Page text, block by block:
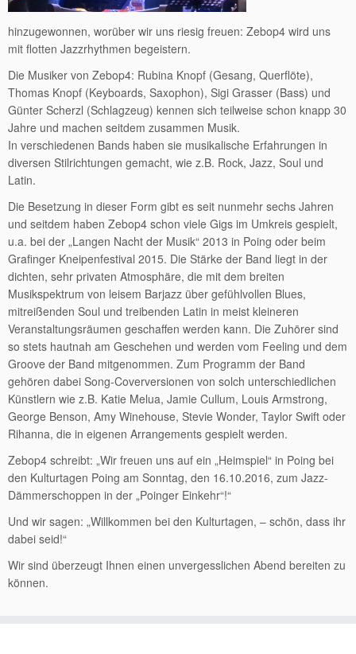
hinzugewonnen, worüber wir uns riesig freuen: Zebop4 wird uns
mit flotten Jazzrhythmen begeistern.
Die Musiker von Zebop4: Rubina Knopf (Gesang, Querflöte),
Thomas Knopf (Keyboards, Saxophon), Sigi Grasser (Bass) und
Günter Scherzl (Schlagzeug) kennen sich teilweise schon knapp 30
Jahre und machen seitdem zusammen Musik.
In verschiedenen Bands haben sie musikalische Erfahrungen in
diversen Stilrichtungen gemacht, wie z.B. Rock, Jazz, Soul und
Latin.
Die Besetzung in dieser Form gibt es seit nunmehr sechs Jahren
und seitdem haben Zebop4 schon viele Gigs im Umkreis gespielt,
u.a. bei der „Langen Nacht der Musik“ 2013 in Poing oder beim
Grafinger Kneipenfestival 2015. Die Stärke der Band liegt in der
dichten, sehr privaten Atmosphäre, die mit dem breiten
Musikspektrum von leisem Barjazz über gefühlvollen Blues,
mitreißenden Soul und treibenden Latin in meist kleineren
Veranstaltungsräumen geschaffen werden kann. Die Zuhörer sind
so stets hautnah am Geschehen und werden vom Feeling und dem
Groove der Band mitgenommen. Zum Programm der Band
gehören dabei Song-Coverversionen von solch unterschiedlichen
Künstlern wie z.B. Katie Melua, Jamie Cullum, Louis Armstrong,
George Benson, Amy Winehouse, Stevie Wonder, Taylor Swift oder
Rihanna, die in eigenen Arrangements gespielt werden.
Zebop4 schreibt: „Wir freuen uns auf ein „Heimspiel“ in Poing bei
den Kulturtagen Poing am Sonntag, den 16.10.2016, zum Jazz-
Dämmerschoppen in der „Poinger Einkehr“!“
Und wir sagen: „Willkommen bei den Kulturtagen, – schön, dass ihr
dabei seid!“
Wir sind überzeugt Ihnen einen unvergesslichen Abend bereiten zu
können.